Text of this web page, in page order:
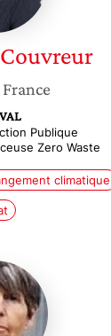
Couvreur
Publique
Zero Waste
climatique